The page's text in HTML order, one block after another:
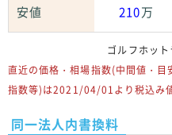
安値 210万
ゴルフホッ
直近の価格・相場指数(中間値・
指数等)は2021/04/01より税込み
同一法人内書換料